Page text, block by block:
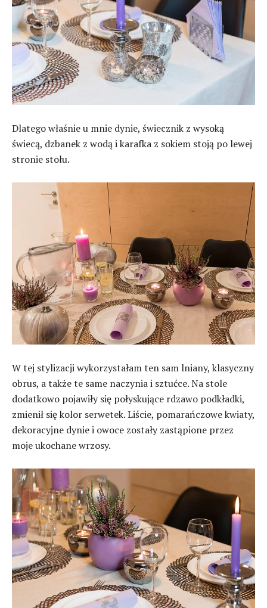
Dlatego właśnie u mnie dynie, świecznik z wysoką
świecą, dzbanek z wodą i karafka z sokiem stoją po lewej
stronie stołu.
W tej stylizacji wykorzystałam ten sam lniany, klasyczny
obrus, a także te same naczynia i sztućce. Na stole
dodatkowo pojawiły się połyskujące rdzawo podkładki,
zmienił się kolor serwetek. Liście, pomarańczowe kwiaty,
dekoracyjne dynie i owoce zostały zastąpione przez
moje ukochane wrzosy.